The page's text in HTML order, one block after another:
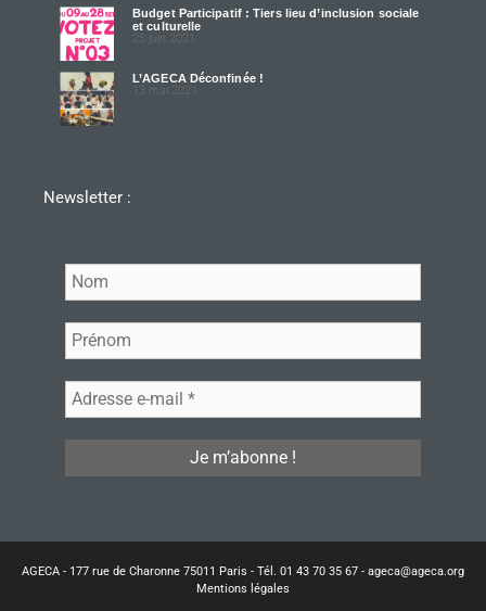
Budget Participatif : Tiers lieu d’inclusion sociale
et culturelle
25 juin 2021
L’AGECA Déconfinée !
13 mai 2021
Newsletter :
AGECA - 177 rue de Charonne 75011 Paris - Tél. 01 43 70 35 67 - ageca@ageca.org
Mentions légales